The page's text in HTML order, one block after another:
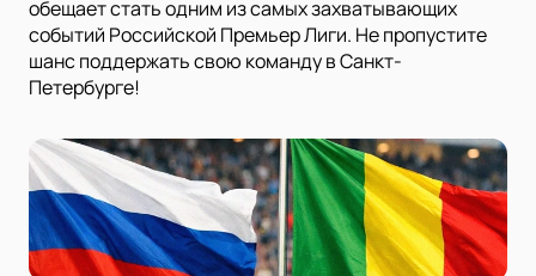
обещает стать одним из самых захватывающих
событий Российской Премьер Лиги. Не пропустите
шанс поддержать свою команду в Санкт-
Петербурге!